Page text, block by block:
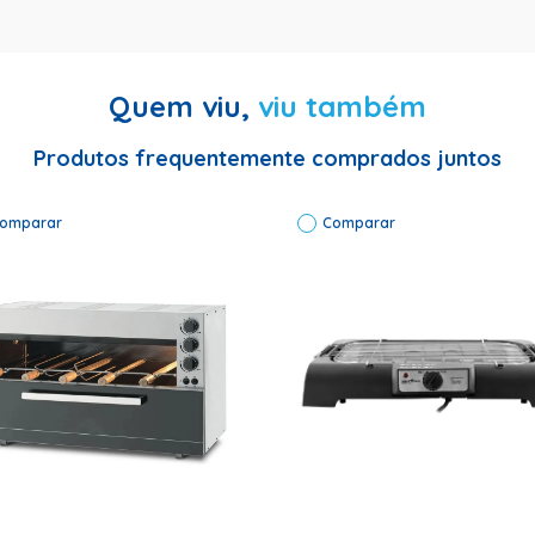
confiável que oferece entrega rápida, produtos originais e
Marca: Britânia Tipo do Produto: Churrasqueira Elétrica
Quem viu, viu também
Produtos frequentemente comprados juntos
Comparar